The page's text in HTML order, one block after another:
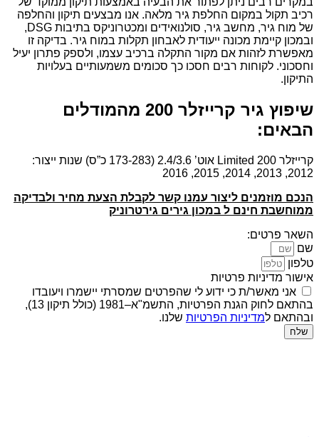
רכיב תקול במקום החלפת גיר מלאה. אנו מבצעים תיקון והחלפה
של מוח גיר, מחשב גיר, סולנואידים ומכטרוניקס בתיבות DSG,
ובמכון קיימת מכונה ייעודית לאבחון תקלות במוח גיר. בדיקה זו
מאפשרת לזהות אם מקור התקלה ברכיב עצמו, ולספק פתרון יעיל
וחסכוני. לקוחות רבים חסכו כך סכומים משמעותיים בעלויות
התיקון.
שיפוץ גיר קרייזלר 200 מהמודלים
הבאים:
קרייזלר 200 Limited אוט’ 2.4/3.6 (173-283 כ”ס) שנות ייצור:
2012, 2013, 2014, 2015, 2016
הנכם מוזמנים ליצור עמנו קשר לקבלת הצעת מחיר ולבדיקה
ממוחשבת חינם ל במכון גירים גירטרוניק
השאר פרטים:
שם
טלפון
אישור מדיניות פרטיות
אני מאשר/ת כי ידוע לי שהפרטים שמסרתי יישמרו ויעובדו
בהתאם לחוק הגנת הפרטיות, התשמ"א–1981 (כולל תיקון 13),
ובהתאם למדיניות הפרטיות שלנו.
שלח